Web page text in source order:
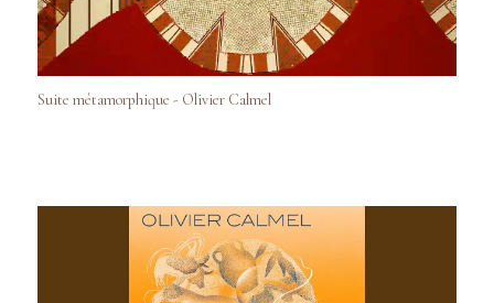
Suite métamorphique - Olivier Calmel